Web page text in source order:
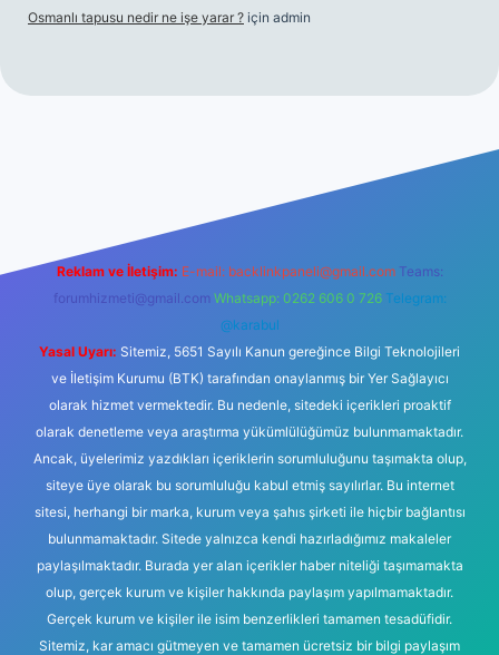
Osmanlı tapusu nedir ne işe yarar ? için admin
m elexbet
Reklam ve İletişim: E-mail: backlinkpaneli@gmail.com Teams:
forumhizmeti@gmail.com Whatsapp: 0262 606 0 726 Telegram:
@karabul
Yasal Uyarı: Sitemiz, 5651 Sayılı Kanun gereğince Bilgi Teknolojileri
ve İletişim Kurumu (BTK) tarafından onaylanmış bir Yer Sağlayıcı
olarak hizmet vermektedir. Bu nedenle, sitedeki içerikleri proaktif
olarak denetleme veya araştırma yükümlülüğümüz bulunmamaktadır.
Ancak, üyelerimiz yazdıkları içeriklerin sorumluluğunu taşımakta olup,
siteye üye olarak bu sorumluluğu kabul etmiş sayılırlar. Bu internet
sitesi, herhangi bir marka, kurum veya şahıs şirketi ile hiçbir bağlantısı
bulunmamaktadır. Sitede yalnızca kendi hazırladığımız makaleler
paylaşılmaktadır. Burada yer alan içerikler haber niteliği taşımamakta
olup, gerçek kurum ve kişiler hakkında paylaşım yapılmamaktadır.
Gerçek kurum ve kişiler ile isim benzerlikleri tamamen tesadüfidir.
Sitemiz, kar amacı gütmeyen ve tamamen ücretsiz bir bilgi paylaşım